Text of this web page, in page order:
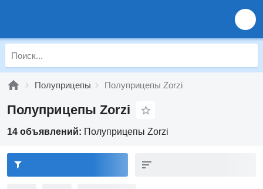
Полуприцепы Полуприцепы Zorzi
Полуприцепы Zorzi
14 объявлений: Полуприцепы Zorzi